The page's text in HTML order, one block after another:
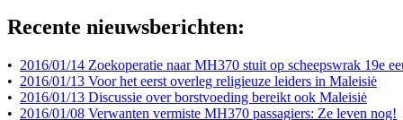
Recente nieuwsberichten:
• 2016/01/14 Zoekoperatie naar MH370 stuit op scheepswrak 19e
• 2016/01/13 Voor het eerst overleg religieuze leiders in Maleisiė
• 2016/01/13 Discussie over borstvoeding bereikt ook Maleisiė
• 2016/01/08 Verwanten vermiste MH370 passagiers: Ze leven nog!